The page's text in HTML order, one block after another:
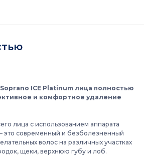
ICE Platinum лица полностью
и комфортное удаление
лица с использованием аппарата
это современный и безболезненный
волос на различных участках
щеки, верхнюю губу и лоб.